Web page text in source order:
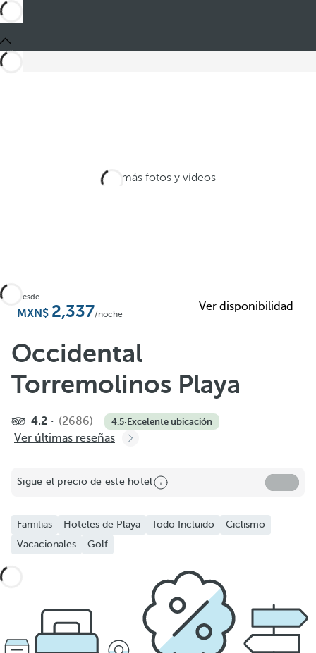
Ver más fotos y vídeos
Desde
2,337/noche
Ver disponibilidad
Occidental
Torremolinos Playa
4.2 (2686) 4.5·Excelente ubicación
Ver últimas reseñas
Sigue el precio de este hotel
Familias Hoteles de Playa Todo Incluido
Ciclismo
Vacacionales
Golf